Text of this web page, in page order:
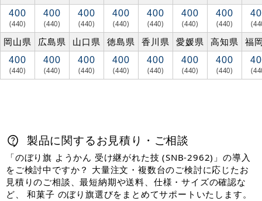
400
(440)
400
(440)
400
(440)
400
(440)
400
(440)
400
(440)
400
(440)
岡山県 広島県 山口県 徳島県 香川県 愛媛県 高知県 福
400
(440)
400
(440)
400
(440)
400
(440)
400
(440)
400
(440)
400
(440)
製品に関するお見積り・ご相談
「のぼり旗 ようかん 受け継がれた技 (SNB-2962)」の導入
をご検討中ですか？ 大量注文・複数台のご検討に応じたお
見積りのご相談、最短納期や送料、仕様・サイズの確認な
ど、 和菓子 のぼり旗選びをまとめてサポートいたします。